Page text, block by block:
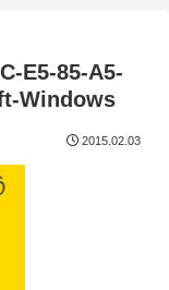
E5-85-A5-
Windows
2015.02.03